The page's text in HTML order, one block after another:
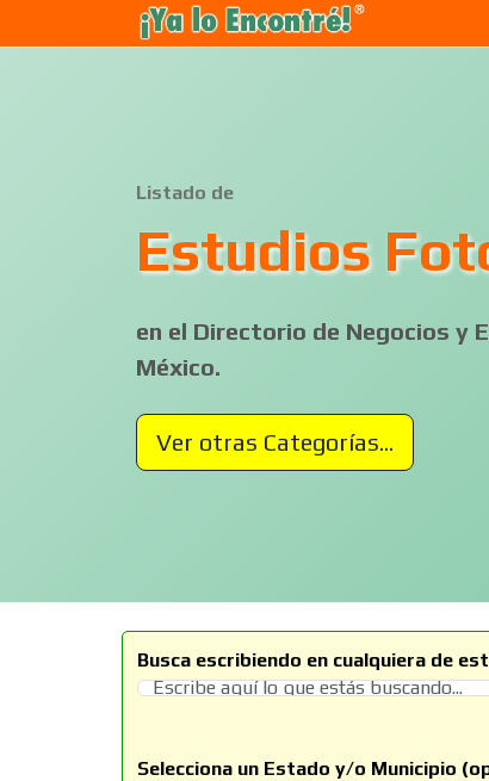
Listado de
Estudios
en el Directorio de Negocios y
México.
Ver otras Categorías...
Busca escribiendo en cualquiera de
Selecciona un Estado y/o Municipio